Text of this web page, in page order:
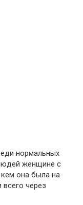
нормальных
женщине с
она была на
через